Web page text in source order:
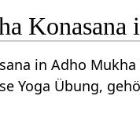
Konasana
in Adho
Yoga Übung,